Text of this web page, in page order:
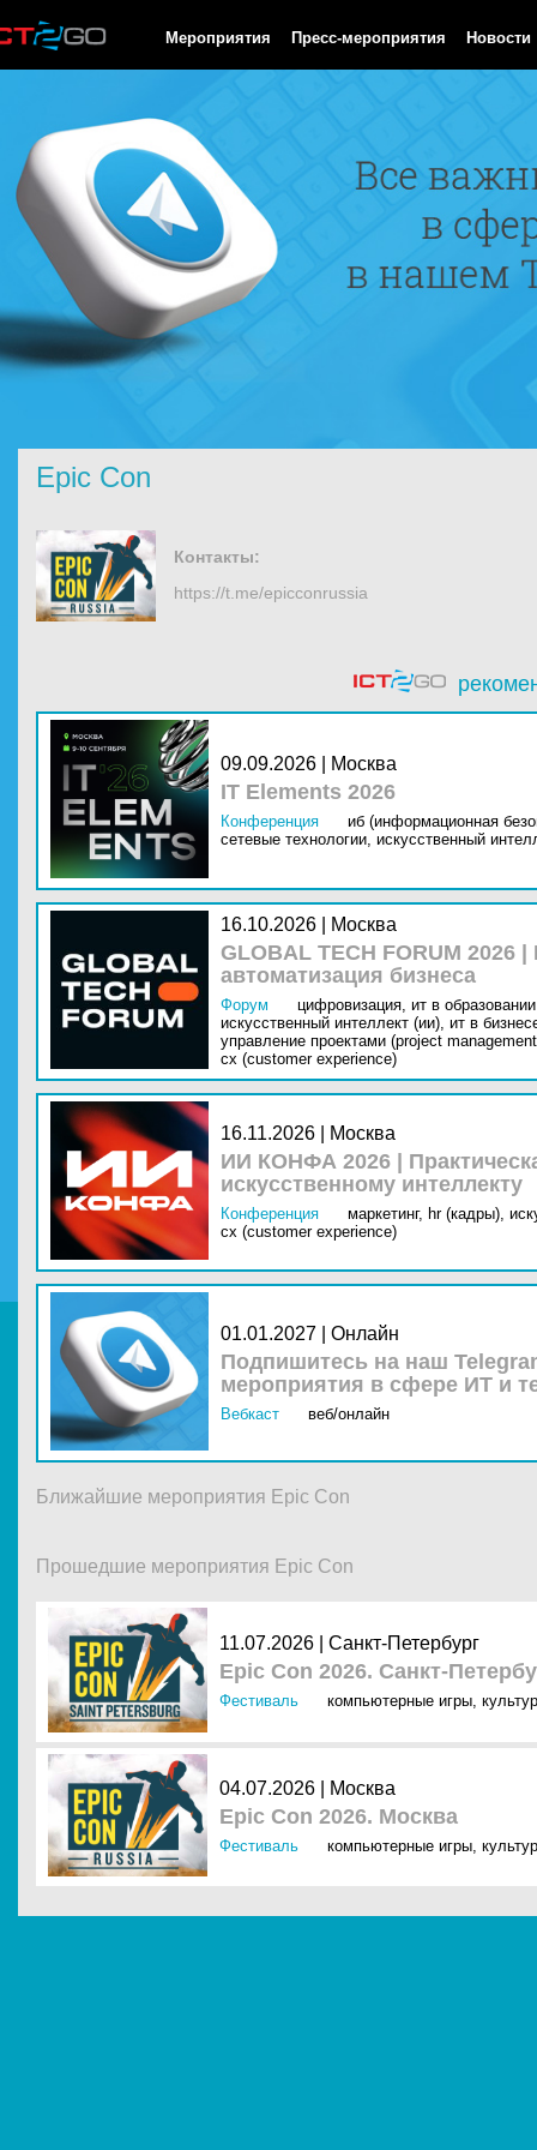
Мероприятия Пресс-мероприятия Новости
Epic Con
Контакты:
https://t.me/epicconrussia
09.09.2026 | Москва
IT Elements 2026
Конференция
иб (информационная
сетевые технологии, искусственный
16.10.2026 | Москва
GLOBAL TECH FORUM
автоматизация бизнеса
Форум цифровизация, ит в
искусственный интеллект (ии), ит в
управление проектами (project
cx (customer experience)
16.11.2026 | Москва
ИИ КОНФА 2026 |
искусственному интеллекту
Конференция маркетинг, hr (кадры),
cx (customer experience)
01.01.2027 | Онлайн
Подпишитесь на наш
мероприятия в сфере ИТ и
Вебкаст веб/онлайн
Ближайшие мероприятия Epic Con
Прошедшие мероприятия Epic Con
11.07.2026 | Санкт-Петербург
Epic Con 2026. Санкт-
Фестиваль компьютерные игры,
04.07.2026 | Москва
Epic Con 2026. Москва
Фестиваль компьютерные игры,